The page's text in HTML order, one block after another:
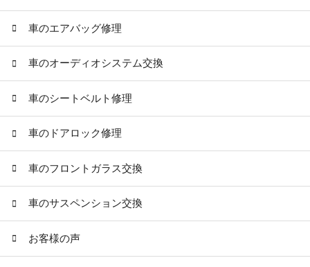
車のエアバッグ修理
車のオーディオシステム交換
車のシートベルト修理
車のドアロック修理
車のフロントガラス交換
車のサスペンション交換
お客様の声